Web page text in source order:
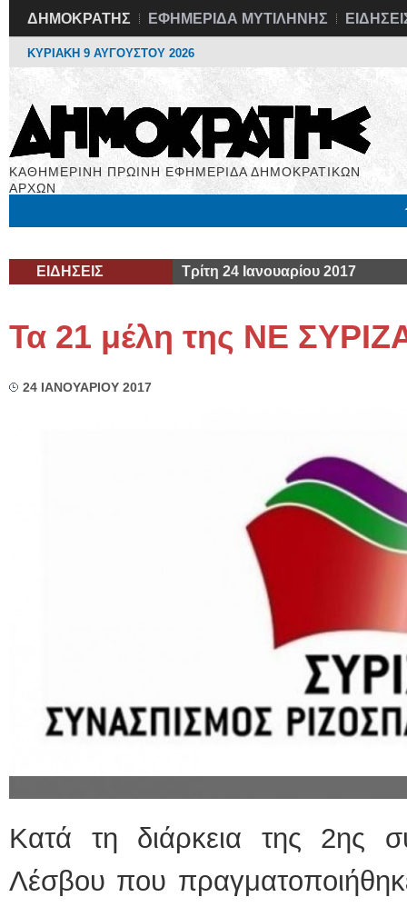
ΔΗΜΟΚΡΑΤΗΣ ΕΦΗΜΕΡΙΔΑ ΜΥΤΙΛΗΝΗΣ
ΚΥΡΙΑΚΗ 9 ΑΥΓΟΥΣΤΟΥ 2026
ΚΑΘΗΜΕΡΙΝΗ ΠΡΩΙΝΗ ΕΦΗΜΕΡΙΔΑ ΔΗΜΟΚΡΑΤΙΚΩΝ
ΑΡΧΩΝ
ΕΙΔΗΣΕΙΣ Τρίτη 24 Ιανουαρίου 2017
Τα 21 μέλη της ΝΕ
24 ΙΑΝΟΥΑΡΙΟΥ 2017
Κατά τη διάρκεια της 2ης
Λέσβου που